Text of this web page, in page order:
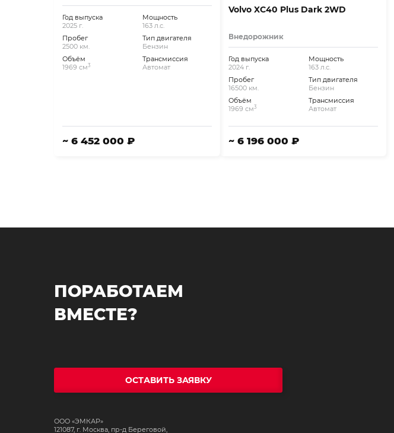
Год выпуска
2025 г.
Пробег
2500 км.
Объём
1969 см3
Мощность
163 л.с.
Тип двигателя
Бензин
Трансмиссия
Автомат
~ 6 452 000 ₽
Volvo XC40 Plus Dark 2WD
Внедорожник
Год выпуска
2024 г.
Пробег
16500 км.
Объём
1969 см3
Мощность
163 л.с.
Тип двигателя
Бензин
Трансмиссия
Автомат
~ 6 196 000 ₽
ПОРАБОТАЕМ
ВМЕСТЕ?
ОСТАВИТЬ ЗАЯВКУ
ООО «ЭМКАР»
121087, г. Москва, пр-д Береговой,